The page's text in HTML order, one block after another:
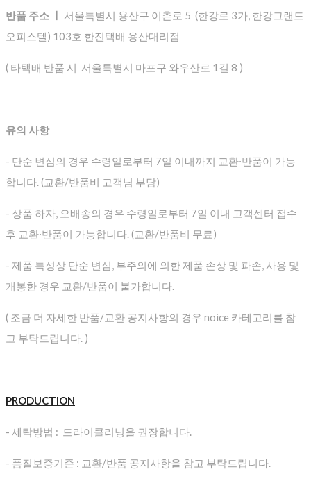
반품 주소 ㅣ 서울특별시 용산구 이촌로 5 (한강로 3가, 한강그랜드
오피스텔) 103호 한진택배 용산대리점
( 타택배 반품 시 서울특별시 마포구 와우산로 1길 8 )
유의 사항
- 단순 변심의 경우 수령일로부터 7일 이내까지 교환∙반품이 가능
합니다. (교환/반품비 고객님 부담)
- 상품 하자, 오배송의 경우 수령일로부터 7일 이내 고객센터 접수
후 교환∙반품이 가능합니다. (교환/반품비 무료)
- 제품 특성상 단순 변심, 부주의에 의한 제품 손상 및 파손, 사용 및
개봉한 경우 교환/반품이 불가합니다.
( 조금 더 자세한 반품/교환 공지사항의 경우 noice 카테고리를 참
고 부탁드립니다. )
PRODUCTION
- 세탁방법 : 드라이클리닝을 권장합니다.
- 품질보증기준 : 교환/반품 공지사항을 참고 부탁드립니다.